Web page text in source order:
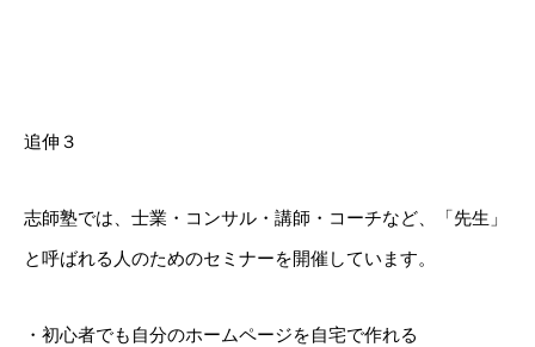
追伸３
志師塾では、士業・コンサル・講師・コーチなど、「先生」
と呼ばれる人のためのセミナーを開催しています。
・初心者でも自分のホームページを自宅で作れる